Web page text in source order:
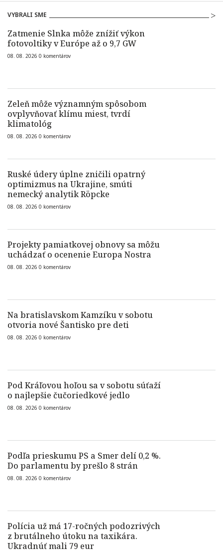
VYBRALI SME
Zatmenie Slnka môže znížiť výkon
fotovoltiky v Európe až o 9,7 GW
08. 08. 2026 0 komentárov
Zeleň môže významným spôsobom
ovplyvňovať klímu miest, tvrdí
klimatológ
08. 08. 2026 0 komentárov
Ruské údery úplne zničili opatrný
optimizmus na Ukrajine, smúti
nemecký analytik Röpcke
08. 08. 2026 0 komentárov
Projekty pamiatkovej obnovy sa môžu
uchádzať o ocenenie Europa Nostra
08. 08. 2026 0 komentárov
Na bratislavskom Kamzíku v sobotu
otvoria nové Šantisko pre deti
08. 08. 2026 0 komentárov
Pod Kráľovou hoľou sa v sobotu súťaží
o najlepšie čučoriedkové jedlo
08. 08. 2026 0 komentárov
Podľa prieskumu PS a Smer delí 0,2 %.
Do parlamentu by prešlo 8 strán
08. 08. 2026 0 komentárov
Polícia už má 17-ročných podozrivých
z brutálneho útoku na taxikára.
Ukradnúť mali 79 eur